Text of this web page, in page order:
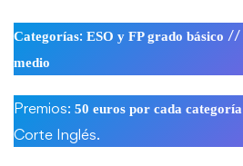
Categorías: ESO y FP grado básico //
medio
Premios: 50 euros por cada categoría
Corte Inglés.